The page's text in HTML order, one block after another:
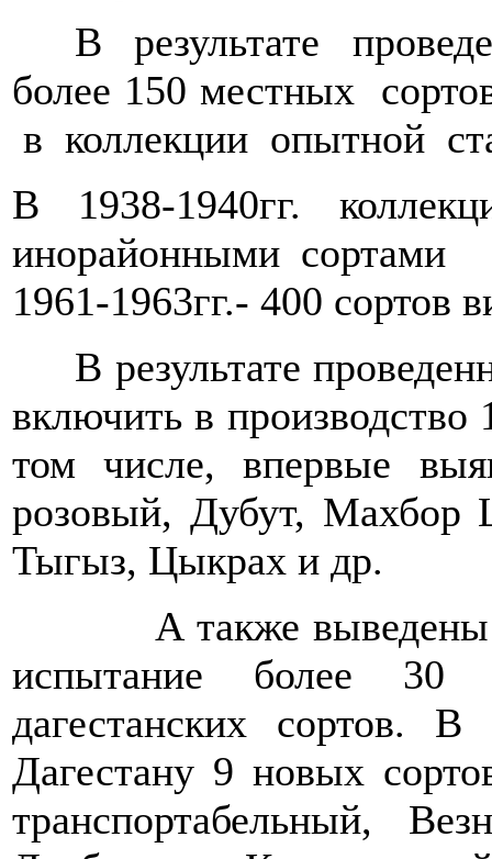
В результате
более 150 местных
в коллекции опытной
В 1938-1940гг.
инорайонными
1961-1963гг.- 400 сортов
В результате
включить в
том числе, впервые
розовый, Дубут,
Тыгыз, Цыкрах и др.
А также выведены и
испытание более 30
дагестанских сортов. В
Дагестану 9 новых
транспортабельный,